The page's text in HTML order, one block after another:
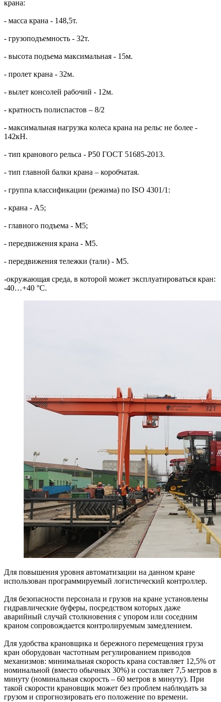
крана:
- масса крана - 148,5т.
- грузоподъемность - 32т.
- высота подъема максимальная - 15м.
- пролет крана - 32м.
- вылет консолей рабочий - 12м.
- кратность полиспастов – 8/2
- максимальная нагрузка колеса крана на рельс не более -
142кН.
- тип кранового рельса - Р50 ГОСТ 51685-2013.
- тип главной балки крана – коробчатая.
- группа классификации (режима) по ISO 4301/1:
- крана - A5;
- главного подъема - M5;
- передвижения крана - M5.
- передвижения тележки (тали) - M5.
-окружающая среда, в которой может эксплуатироваться кран:
-40…+40 °С.
Для повышения уровня автоматизации на данном кране
использован программируемый логистический контроллер.
Для безопасности персонала и грузов на кране установлены
гидравлические буферы, посредством которых даже
аварийный случай столкновения с упором или соседним
краном сопровождается контролируемым замедлением.
Для удобства крановщика и бережного перемещения груза
кран оборудован частотным регулированием приводов
механизмов: минимальная скорость крана составляет 12,5% от
номинальной (вместо обычных 30%) и составляет 7,5 метров в
минуту (номинальная скорость – 60 метров в минуту). При
такой скорости крановщик может без проблем наблюдать за
грузом и спрогнозировать его положение по времени.